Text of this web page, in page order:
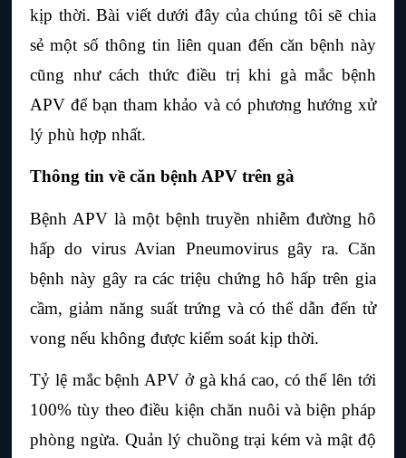
kịp thời. Bài viết dưới đây của chúng tôi sẽ chia
sẻ một số thông tin liên quan đến căn bệnh này
cũng như cách thức điều trị khi gà mắc bệnh
APV để bạn tham khảo và có phương hướng xử
lý phù hợp nhất.
Thông tin về căn bệnh APV trên gà
Bệnh APV là một bệnh truyền nhiễm đường hô
hấp do virus Avian Pneumovirus gây ra. Căn
bệnh này gây ra các triệu chứng hô hấp trên gia
cầm, giảm năng suất trứng và có thể dẫn đến tử
vong nếu không được kiểm soát kịp thời.
Tỷ lệ mắc bệnh APV ở gà khá cao, có thể lên tới
100% tùy theo điều kiện chăn nuôi và biện pháp
phòng ngừa. Quản lý chuồng trại kém và mật độ